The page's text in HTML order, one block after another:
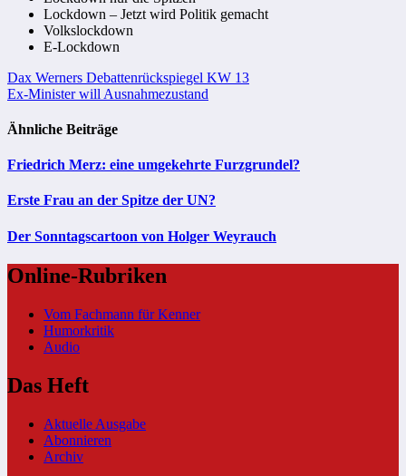
Lockdown – Jetzt wird Politik gemacht
Volkslockdown
E-Lockdown
Beitragsnavigation
Dax Werners Debattenrückspiegel KW 13
Ex-Minister will Ausnahmezustand
Ähnliche Beiträge
Friedrich Merz: eine umgekehrte Furzgrundel?
Erste Frau an der Spitze der UN?
Der Sonntagscartoon von Holger Weyrauch
Online-Rubriken
Vom Fachmann für Kenner
Humorkritik
Audio
Das Heft
Aktuelle Ausgabe
Abonnieren
Archiv